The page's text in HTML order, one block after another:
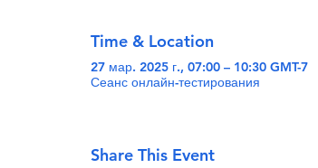
Time & Location
27 мар. 2025 г., 07:00 – 10:30 GMT-7
Сеанс онлайн-тестирования
Share This Event